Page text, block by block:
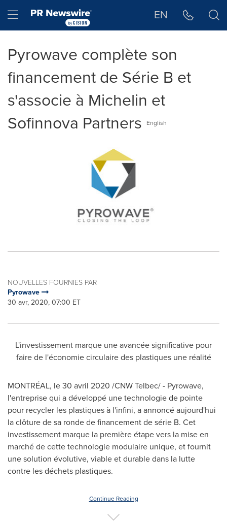
Hamburger menu EN
Pyrowave complète son
financement de Série B et
s'associe à Michelin et
Sofinnova Partners
English
NOUVELLES FOURNIES PAR
Pyrowave
30 avr, 2020, 07:00 ET
L'investissement marque une avancée significative pour
faire de l'économie circulaire des plastiques une réalité
MONTRÉAL, le 30 avril 2020 /CNW Telbec/ - Pyrowave,
l'entreprise qui a développé une technologie de pointe
pour recycler les plastiques à l'infini, a annoncé aujourd'hui
la clôture de sa ronde de financement de série B. Cet
investissement marque la première étape vers la mise en
marché de cette technologie modulaire unique, et fournit
une solution évolutive, viable et durable dans la lutte
contre les déchets plastiques.
Continue Reading